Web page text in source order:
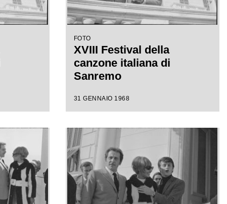
FOTO
XVIII Festival della
canzone italiana di
Sanremo
31 GENNAIO 1968